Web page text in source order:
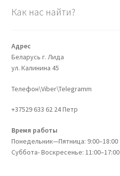
Как нас найти?
Адрес
Беларусь г. Лида
ул. Калинина 45
Телефон\Viber\Telegramm
+37529 633 62 24 Петр
Время работы
Понедельник—Пятница: 9:00–18:00
Суббота- Воскресенье: 11:00–17:00